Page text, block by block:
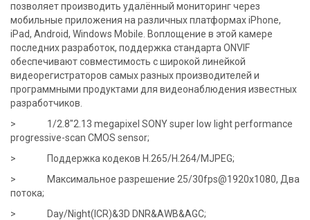
позволяет производить удалённый мониторинг через
мобильные приложения на различных платформах iPhone,
iPad, Android, Windows Mobile. Воплощение в этой камере
последних разработок, поддержка стандарта ONVIF
обеспечивают совместимость с широкой линейкой
видеорегистраторов самых разных производителей и
программными продуктами для видеонаблюдения известных
разработчиков.
> 1/2.8″2.13 megapixel SONY super low light performance
progressive-scan CMOS sensor;
> Поддержка кодеков H.265/H.264/MJPEG;
> Максимальное разрешение 25/30fps@1920x1080, Два
потока;
> Day/Night(ICR)&3D DNR&AWB&AGC;